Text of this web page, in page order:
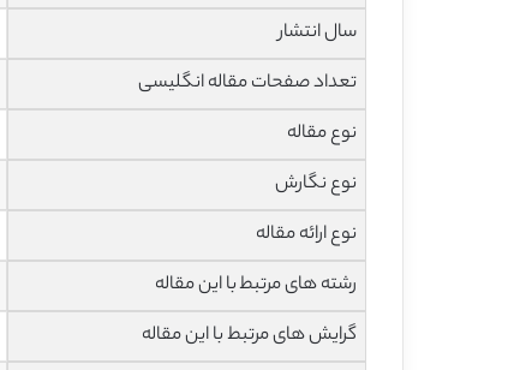
سال انتشار
تعداد صفحات مقاله انگلیسی
نوع مقاله
نوع نگارش
نوع ارائه مقاله
رشته های مرتبط با این مقاله
گرایش های مرتبط با این مقاله